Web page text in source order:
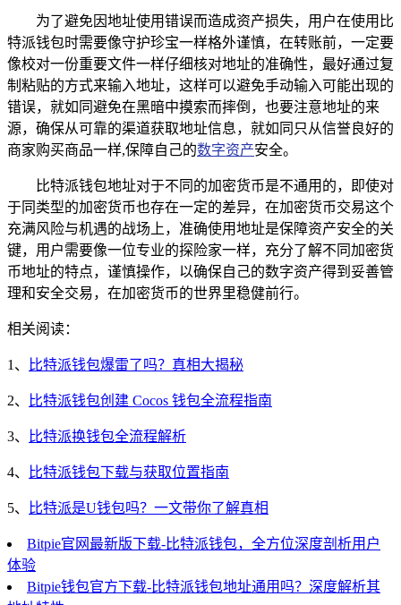
为了避免因地址使用错误而造成资产损失，用户在使用比
特派钱包时需要像守护珍宝一样格外谨慎，在转账前，一定要
像校对一份重要文件一样仔细核对地址的准确性，最好通过复
制粘贴的方式来输入地址，这样可以避免手动输入可能出现的
错误，就如同避免在黑暗中摸索而摔倒，也要注意地址的来
源，确保从可靠的渠道获取地址信息，就如同只从信誉良好的
商家购买商品一样,保障自己的数字资产安全。
比特派钱包地址对于不同的加密货币是不通用的，即使对
于同类型的加密货币也存在一定的差异，在加密货币交易这个
充满风险与机遇的战场上，准确使用地址是保障资产安全的关
键，用户需要像一位专业的探险家一样，充分了解不同加密货
币地址的特点，谨慎操作，以确保自己的数字资产得到妥善管
理和安全交易，在加密货币的世界里稳健前行。
相关阅读：
1、 比特派钱包爆雷了吗？真相大揭秘
2、 比特派钱包创建 Cocos 钱包全流程指南
3、 比特派换钱包全流程解析
4、 比特派钱包下载与获取位置指南
5、 比特派是U钱包吗？一文带你了解真相
Bitpie官网最新版下载-比特派钱包，全方位深度剖析用户
体验
Bitpie钱包官方下载-比特派钱包地址通用吗？深度解析其